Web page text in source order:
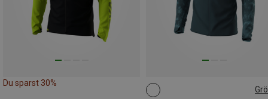
Du sparst 30%
S